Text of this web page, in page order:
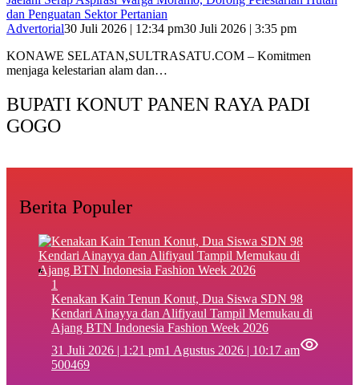
dan Penguatan Sektor Pertanian
Advertorial30 Juli 2026 | 12:34 pm30 Juli 2026 | 3:35 pm
KONAWE SELATAN,SULTRASATU.COM – Komitmen
menjaga kelestarian alam dan…
BUPATI KONUT PANEN RAYA PADI
GOGO
Berita Populer
1
‎Kenakan Kain Tenun Konut, Dua Siswa SDN 98
Kendari Ainayya dan Alifiyaul Tampil Memukau di
Ajang BTN Indonesia Fashion Week 2026
31 Juli 2026 | 1:21 pm1 Agustus 2026 | 10:17 am
500469